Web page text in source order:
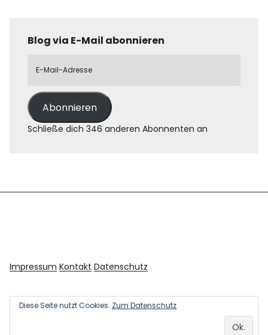
Blog via E-Mail abonnieren
Abonnieren
Schließe dich 346 anderen Abonnenten an
Impressum Kontakt Datenschutz
Diese Seite nutzt Cookies. Zum Datenschutz